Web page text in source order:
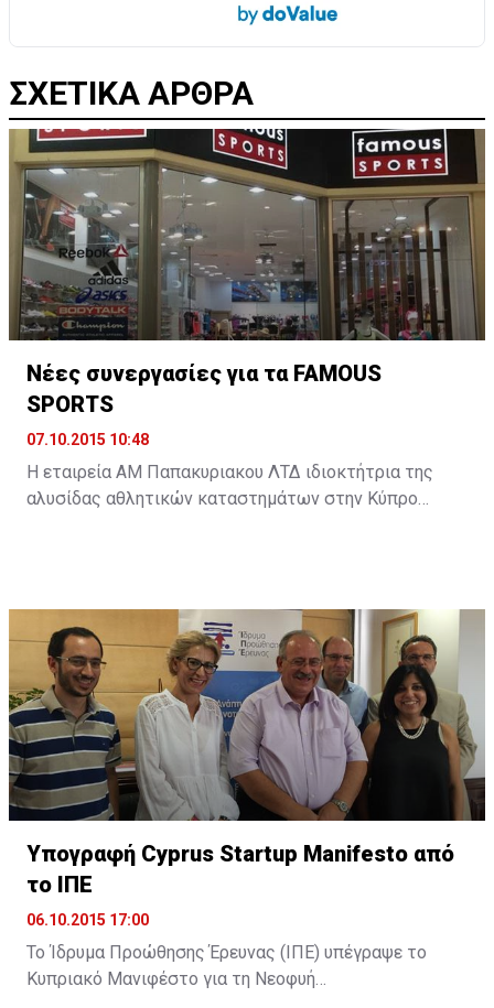
ΣΧΕΤΙΚΑ ΑΡΘΡΑ
Νέες συνεργασίες για τα FAMOUS
SPORTS
07.10.2015 10:48
Η εταιρεία ΑΜ Παπακυριακου ΛΤΔ ιδιοκτήτρια της
αλυσίδας αθλητικών καταστημάτων στην Κύπρο
Υπογραφή Cyprus Startup Manifesto από
το ΙΠΕ
06.10.2015 17:00
Το Ίδρυμα Προώθησης Έρευνας (ΙΠΕ) υπέγραψε το
Κυπριακό Μανιφέστο για τη Νεοφυή